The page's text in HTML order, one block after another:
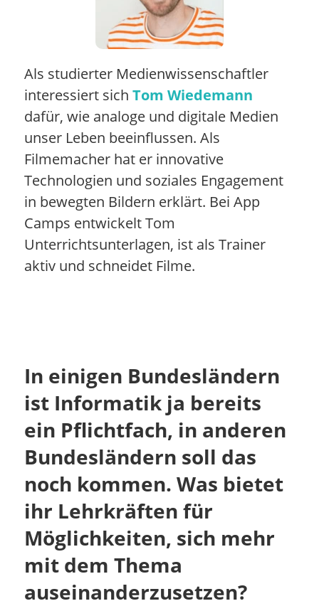
Als studierter Medienwissenschaftler
interessiert sich Tom Wiedemann
dafür, wie analoge und digitale Medien
unser Leben beeinflussen. Als
Filmemacher hat er innovative
Technologien und soziales Engagement
in bewegten Bildern erklärt. Bei App
Camps entwickelt Tom
Unterrichtsunterlagen, ist als Trainer
aktiv und schneidet Filme.
In einigen Bundesländern
ist Informatik ja bereits
ein Pflichtfach, in anderen
Bundesländern soll das
noch kommen. Was bietet
ihr Lehrkräften für
Möglichkeiten, sich mehr
mit dem Thema
auseinanderzusetzen?